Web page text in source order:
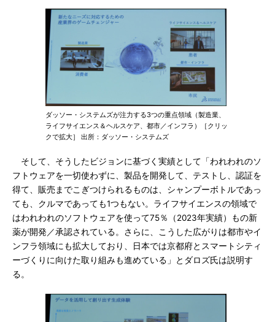
ダッソー・システムズが注力する3つの重点領域（製造業、
ライフサイエンス＆ヘルスケア、都市／インフラ）［クリッ
クで拡大］ 出所：ダッソー・システムズ
そして、そうしたビジョンに基づく実績として「われわれのソ
フトウェアを一切使わずに、製品を開発して、テストし、認証を
得て、販売までこぎつけられるものは、シャンプーボトルであっ
ても、クルマであっても1つもない。ライフサイエンスの領域で
はわれわれのソフトウェアを使って75％（2023年実績）もの新
薬が開発／承認されている。さらに、こうした広がりは都市やイ
ンフラ領域にも拡大しており、日本では京都府とスマートシティ
ーづくりに向けた取り組みも進めている」とダロズ氏は説明す
る。